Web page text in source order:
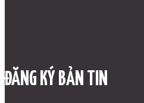
ĐĂNG KÝ BẢN TIN